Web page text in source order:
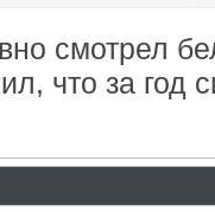
смотрел
что за год